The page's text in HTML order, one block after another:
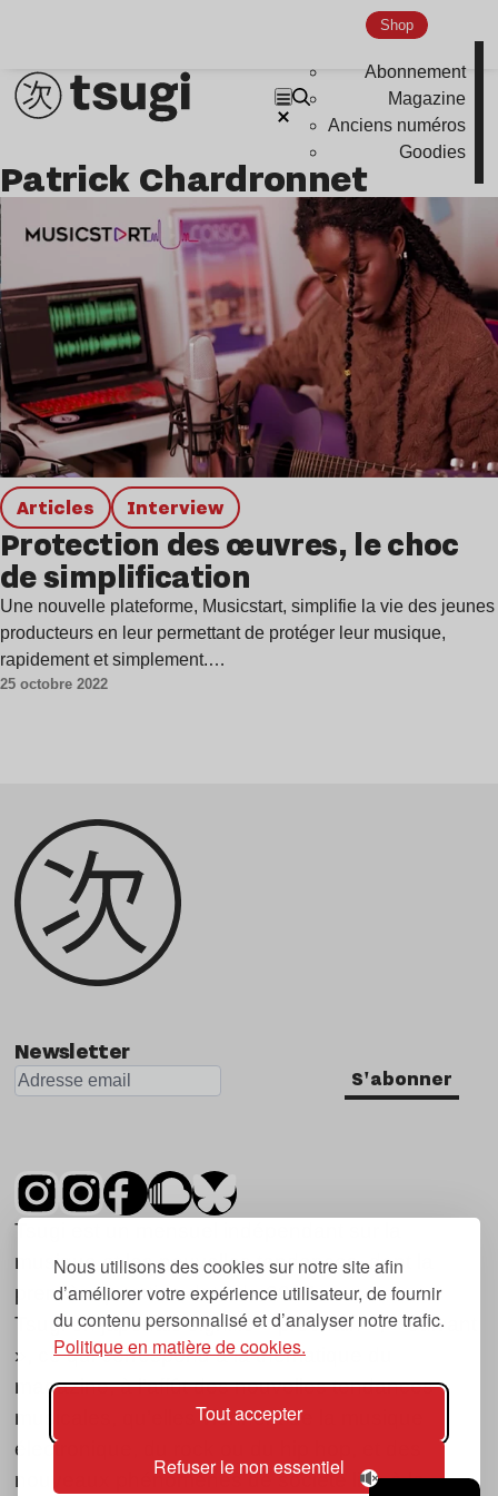
Nous utilisons des cookies sur notre site afin
d’améliorer votre expérience utilisateur, de fournir
du contenu personnalisé et d’analyser notre trafic.
Politique en matière de cookies.
Tout accepter
Refuser le non essentiel
Shop
Abonnement
Magazine
Anciens numéros
Goodies
Indie
Patrick Chardronnet
Articles interview
Protection des œuvres, le choc
de simplification
Une nouvelle plateforme, Musicstart, simplifie la vie des jeunes
producteurs en leur permettant de protéger leur musique,
rapidement et simplement.…
25 octobre 2022
Newsletter
S'abonner
Tsugi est un mensuel indépendant sur la
musique et les nouvelles tendances, dont la
première parution date de 2007.
Tsugi en japonais signifie « prochain », « suivant
», ce qui correspond à la thématique du
magazine, à l’affût des nouvelles tendances
musicales, qu’elles viennent de la musique
électronique, du rock ou du hip hop, et des
nouveaux phénomènes de société liés à la